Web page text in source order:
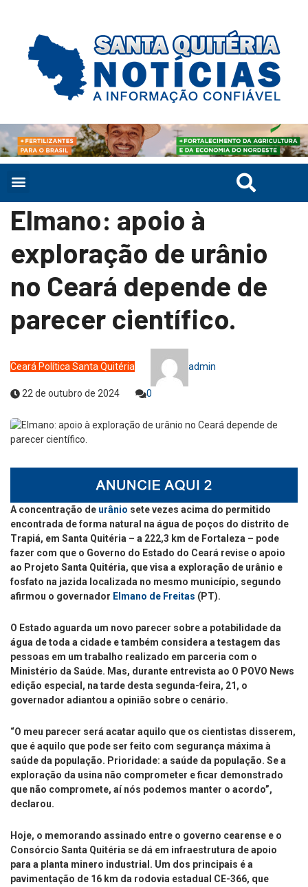
Elmano: apoio à
exploração de urânio
no Ceará depende de
parecer científico.
Ceará Política Santa Quitéria admin
22 de outubro de 2024 0
A concentração de urânio sete vezes acima do permitido
encontrada de forma natural na água de poços do distrito de
Trapiá, em Santa Quitéria – a 222,3 km de Fortaleza – pode
fazer com que o Governo do Estado do Ceará revise o apoio
ao Projeto Santa Quitéria, que visa a exploração de urânio e
fosfato na jazida localizada no mesmo município, segundo
afirmou o governador Elmano de Freitas (PT).
O Estado aguarda um novo parecer sobre a potabilidade da
água de toda a cidade e também considera a testagem das
pessoas em um trabalho realizado em parceria com o
Ministério da Saúde. Mas, durante entrevista ao O POVO News
edição especial, na tarde desta segunda-feira, 21, o
governador adiantou a opinião sobre o cenário.
“O meu parecer será acatar aquilo que os cientistas disserem,
que é aquilo que pode ser feito com segurança máxima à
saúde da população. Prioridade: a saúde da população. Se a
exploração da usina não comprometer e ficar demonstrado
que não compromete, aí nós podemos manter o acordo”,
declarou.
Hoje, o memorando assinado entre o governo cearense e o
Consórcio Santa Quitéria se dá em infraestrutura de apoio
para a planta minero industrial. Um dos principais é a
pavimentação de 16 km da rodovia estadual CE-366, que